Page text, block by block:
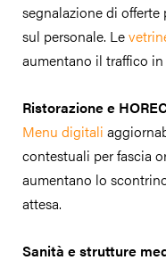
segnalazione di
sul personale. Le
aumentano il traffico
Ristorazione e
Menu digitali
contestuali per fascia
aumentano lo
attesa.
Sanità e strutture